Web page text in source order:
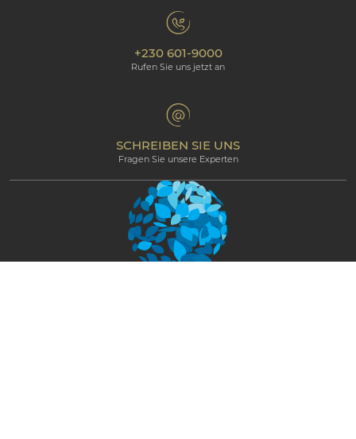
Unsere Hotels
Partnerprogramm
Umweltverantwortung
The Art of Beautiful
Fotogallerie
Beachcomber Magazine
Professional corner
Datenschutzbestimmungen
Cookie-Policy
Bedingungen & Konditionen
+230 601-9000
Rufen Sie uns jetzt an
SCHREIBEN SIE UNS
Fragen Sie unsere Experten